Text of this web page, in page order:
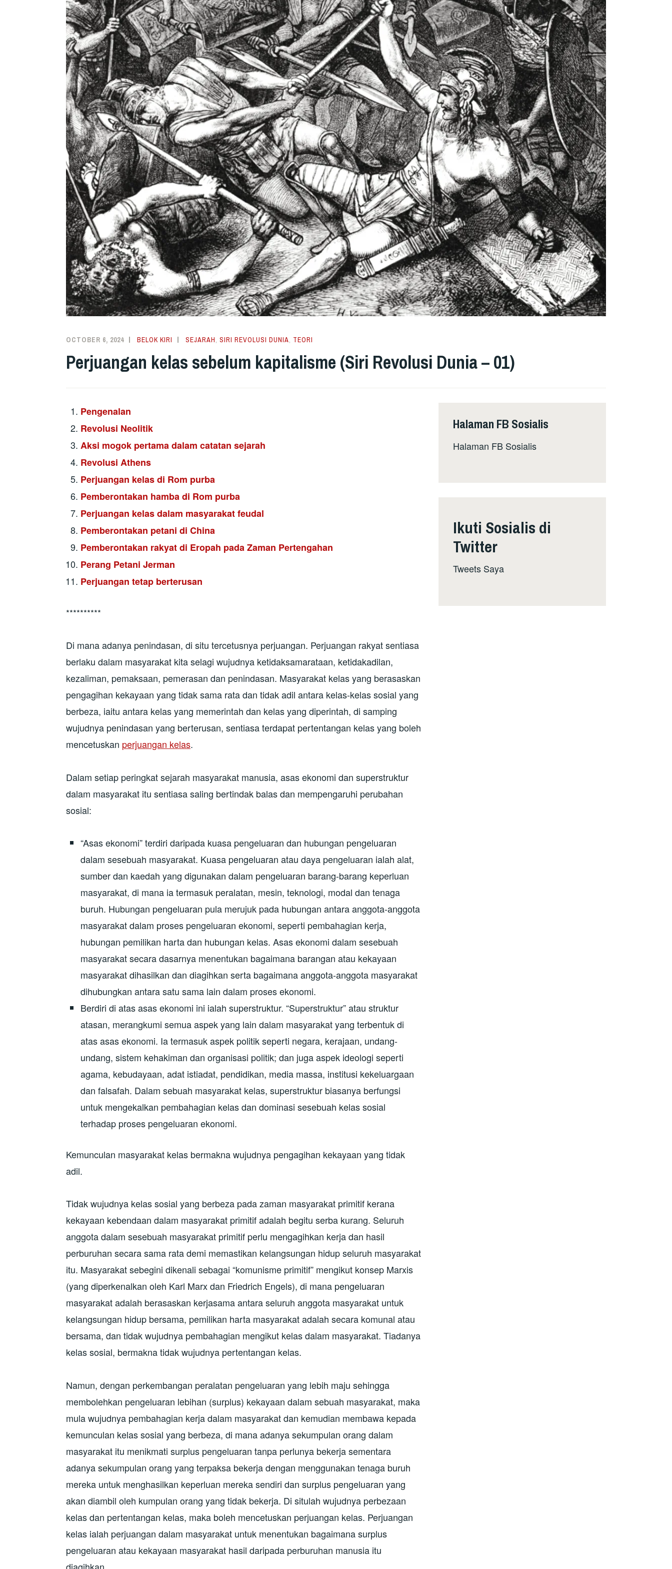
OCTOBER 6, 2024 BELOK KIRI SEJARAH, SIRI REVOLUSI DUNIA, TEORI
Perjuangan kelas sebelum kapitalisme (Siri Revolusi Dunia – 01)
Pengenalan
Revolusi Neolitik
Aksi mogok pertama dalam catatan sejarah
Revolusi Athens
Perjuangan kelas di Rom purba
Pemberontakan hamba di Rom purba
Perjuangan kelas dalam masyarakat feudal
Pemberontakan petani di China
Pemberontakan rakyat di Eropah pada Zaman Pertengahan
Perang Petani Jerman
Perjuangan tetap berterusan
**********
Di mana adanya penindasan, di situ tercetusnya perjuangan. Perjuangan rakyat sentiasa
berlaku dalam masyarakat kita selagi wujudnya ketidaksamarataan, ketidakadilan,
kezaliman, pemaksaan, pemerasan dan penindasan. Masyarakat kelas yang berasaskan
pengagihan kekayaan yang tidak sama rata dan tidak adil antara kelas-kelas sosial yang
berbeza, iaitu antara kelas yang memerintah dan kelas yang diperintah, di samping
wujudnya penindasan yang berterusan, sentiasa terdapat pertentangan kelas yang boleh
mencetuskan perjuangan kelas.
Dalam setiap peringkat sejarah masyarakat manusia, asas ekonomi dan superstruktur
dalam masyarakat itu sentiasa saling bertindak balas dan mempengaruhi perubahan
sosial:
“Asas ekonomi” terdiri daripada kuasa pengeluaran dan hubungan pengeluaran
dalam sesebuah masyarakat. Kuasa pengeluaran atau daya pengeluaran ialah alat,
sumber dan kaedah yang digunakan dalam pengeluaran barang-barang keperluan
masyarakat, di mana ia termasuk peralatan, mesin, teknologi, modal dan tenaga
buruh. Hubungan pengeluaran pula merujuk pada hubungan antara anggota-anggota
masyarakat dalam proses pengeluaran ekonomi, seperti pembahagian kerja,
hubungan pemilikan harta dan hubungan kelas. Asas ekonomi dalam sesebuah
masyarakat secara dasarnya menentukan bagaimana barangan atau kekayaan
masyarakat dihasilkan dan diagihkan serta bagaimana anggota-anggota masyarakat
dihubungkan antara satu sama lain dalam proses ekonomi.
Berdiri di atas asas ekonomi ini ialah superstruktur. “Superstruktur” atau struktur
atasan, merangkumi semua aspek yang lain dalam masyarakat yang terbentuk di
atas asas ekonomi. Ia termasuk aspek politik seperti negara, kerajaan, undang-
undang, sistem kehakiman dan organisasi politik; dan juga aspek ideologi seperti
agama, kebudayaan, adat istiadat, pendidikan, media massa, institusi kekeluargaan
dan falsafah. Dalam sebuah masyarakat kelas, superstruktur biasanya berfungsi
untuk mengekalkan pembahagian kelas dan dominasi sesebuah kelas sosial
terhadap proses pengeluaran ekonomi.
Kemunculan masyarakat kelas bermakna wujudnya pengagihan kekayaan yang tidak
adil.
Tidak wujudnya kelas sosial yang berbeza pada zaman masyarakat primitif kerana
kekayaan kebendaan dalam masyarakat primitif adalah begitu serba kurang. Seluruh
anggota dalam sesebuah masyarakat primitif perlu mengagihkan kerja dan hasil
perburuhan secara sama rata demi memastikan kelangsungan hidup seluruh masyarakat
itu. Masyarakat sebegini dikenali sebagai “komunisme primitif” mengikut konsep Marxis
(yang diperkenalkan oleh Karl Marx dan Friedrich Engels), di mana pengeluaran
masyarakat adalah berasaskan kerjasama antara seluruh anggota masyarakat untuk
kelangsungan hidup bersama, pemilikan harta masyarakat adalah secara komunal atau
bersama, dan tidak wujudnya pembahagian mengikut kelas dalam masyarakat. Tiadanya
kelas sosial, bermakna tidak wujudnya pertentangan kelas.
Namun, dengan perkembangan peralatan pengeluaran yang lebih maju sehingga
membolehkan pengeluaran lebihan (surplus) kekayaan dalam sebuah masyarakat, maka
mula wujudnya pembahagian kerja dalam masyarakat dan kemudian membawa kepada
kemunculan kelas sosial yang berbeza, di mana adanya sekumpulan orang dalam
masyarakat itu menikmati surplus pengeluaran tanpa perlunya bekerja sementara
adanya sekumpulan orang yang terpaksa bekerja dengan menggunakan tenaga buruh
mereka untuk menghasilkan keperluan mereka sendiri dan surplus pengeluaran yang
akan diambil oleh kumpulan orang yang tidak bekerja. Di situlah wujudnya perbezaan
kelas dan pertentangan kelas, maka boleh mencetuskan perjuangan kelas. Perjuangan
kelas ialah perjuangan dalam masyarakat untuk menentukan bagaimana surplus
pengeluaran atau kekayaan masyarakat hasil daripada perburuhan manusia itu
diagihkan.
Halaman FB Sosialis
Halaman FB Sosialis
Ikuti Sosialis di
Twitter
Tweets Saya